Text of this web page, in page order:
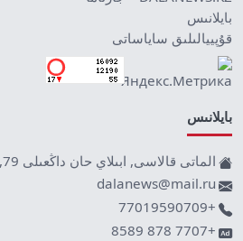
بايلانىس
قۇپييالىلىق ساياساتى
بايلانىس
الماتى قالاسى, ابىلاي حان داڭعىلى 79, 125 وفيس.
dalanews@mail.ru
+77019590709
+7707 878 8589